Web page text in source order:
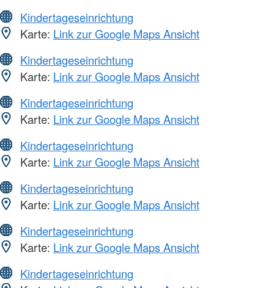
Kindertageseinrichtung
Karte: Link zur Google Maps Ansicht
Kindertageseinrichtung
Karte: Link zur Google Maps Ansicht
Kindertageseinrichtung
Karte: Link zur Google Maps Ansicht
Kindertageseinrichtung
Karte: Link zur Google Maps Ansicht
Kindertageseinrichtung
Karte: Link zur Google Maps Ansicht
Kindertageseinrichtung
Karte: Link zur Google Maps Ansicht
Kindertageseinrichtung